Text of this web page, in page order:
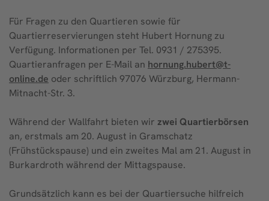
Für Fragen zu den Quartieren sowie für
Quartierreservierungen steht Hubert Hornung zu
Verfügung. Informationen per Tel. 0931 / 275395.
Quartieranfragen per E-Mail an hornung.hubert@t-
online.de oder schriftlich 97076 Würzburg, Hermann-
Mitnacht-Str. 3.
Während der Wallfahrt bieten wir zwei Quartierbörsen
an, erstmals am 20. August in Gramschatz
(Frühstückspause) und ein zweites Mal am 21. August in
Burkardroth während der Mittagspause.
Grundsätzlich kann es bei der Quartiersuche hilfreich